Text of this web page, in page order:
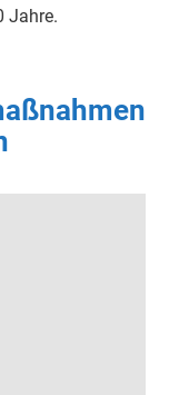
Jahre.